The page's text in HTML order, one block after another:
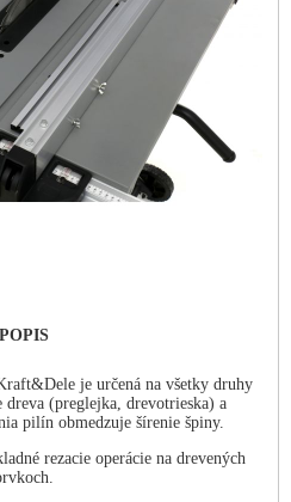
POPIS
je určená na všetky druhy
dreva (preglejka, drevotrieska) a
pilín obmedzuje šírenie špiny.
rezacie operácie na drevených